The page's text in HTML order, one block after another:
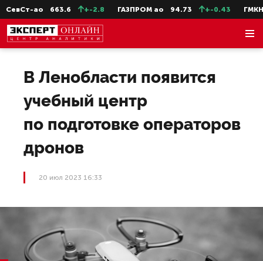
ао 663.6 +-2.8 ГАЗПРОМ ао 94.73 +-0.43
В Ленобласти появится
учебный центр
по подготовке операторов
дронов
20 июл 2023 16:33